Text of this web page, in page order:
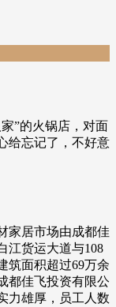
”的火锅店，对面
给忘记了，不好意
家居市场由成都佳
江货运大道与108
筑面积超过69万余
都佳飞投资有限公
力雄厚，员工人数